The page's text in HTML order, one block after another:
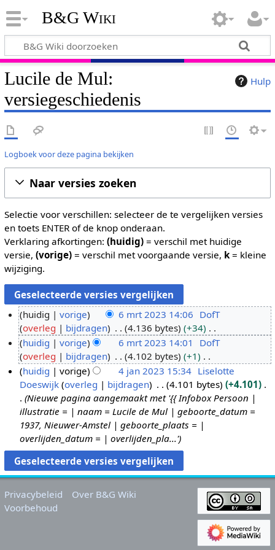
B&G Wiki
Hulp
Lucile de Mul:
versiegeschiedenis
Logboek voor deze pagina bekijken
Naar versies zoeken
Selectie voor verschillen: selecteer de te vergelijken versies
en toets ENTER of de knop onderaan.
Verklaring afkortingen: (huidig)= verschil met huidige
versie, (vorige)= verschil met voorgaande versie, k= kleine
wijziging.
m
huidig vorige 6 mrt 2023 14:06 DofT
overleg
bijdragen 4.136 bytes
+34
G
e
e
n
e
w
e
r
k
i
huidig vorige 6 mrt 2023 14:01
DofT
overleg
bijdragen 4.102 bytes
+1
G
e
n
b
e
w
e
r
k
i
2
huidig vorige 4 jan 2023 15:34 Liselotte
Doeswijk overleg bijdragen 4.101 bytes
+4.101
Nieuwe pagina aangemaakt met '{{ Infobox Persoon |
illustratie = | naam = Lucile de Mul | geboorte_datum =
1937, Nieuwer-Amstel | geboorte_plaats = |
overlijden_datum = | overlijden_pla...'
Privacybeleid
Over B&G Wiki
Voorbehoud